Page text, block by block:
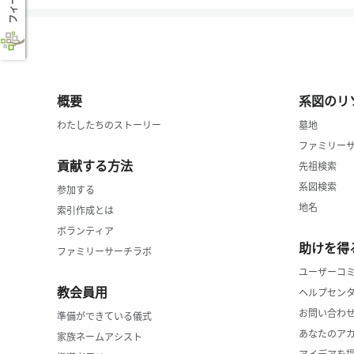
概要
わたしたちのストーリー
貢献する方法
参加する
索引作成とは
ボランティア
ファミリーサーチラボ
教会員用
準備ができている儀式
家族ネームアシスト
系図のリ
墓地
ファミリー
先祖検索
系図検索
地名
助けを得
ユーザーコ
ヘルプセン
お問い合わせ
あなたのア